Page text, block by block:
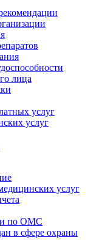
лица
услуг
услуг
услуг
по ОМС
в сфере охраны